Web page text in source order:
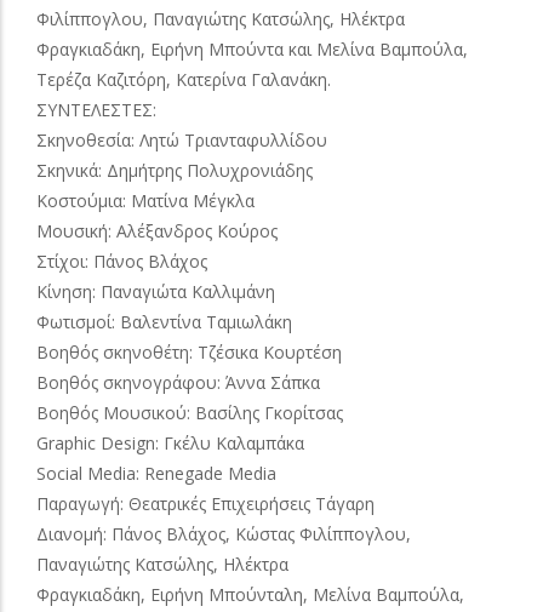
Φιλίππογλου, Παναγιώτης Κατσώλης, Ηλέκτρα
Φραγκιαδάκη, Ειρήνη Μπούντα και Μελίνα Βαμπούλα,
Τερέζα Καζιτόρη, Κατερίνα Γαλανάκη.
ΣΥΝΤΕΛΕΣΤΕΣ:
Σκηνοθεσία: Λητώ Τριανταφυλλίδου
Σκηνικά: Δημήτρης Πολυχρονιάδης
Κοστούμια: Ματίνα Μέγκλα
Μουσική: Αλέξανδρος Κούρος
Στίχοι: Πάνος Βλάχος
Κίνηση: Παναγιώτα Καλλιμάνη
Φωτισμοί: Βαλεντίνα Ταμιωλάκη
Βοηθός σκηνοθέτη: Τζέσικα Κουρτέση
Βοηθός σκηνογράφου: Άννα Σάπκα
Βοηθός Μουσικού: Βασίλης Γκορίτσας
Graphic Design: Γκέλυ Καλαμπάκα
Social Media: Renegade Media
Παραγωγή: Θεατρικές Επιχειρήσεις Τάγαρη
Διανομή: Πάνος Βλάχος, Κώστας Φιλίππογλου,
Παναγιώτης Κατσώλης, Ηλέκτρα
Φραγκιαδάκη, Ειρήνη Μπούνταλη, Μελίνα Βαμπούλα,